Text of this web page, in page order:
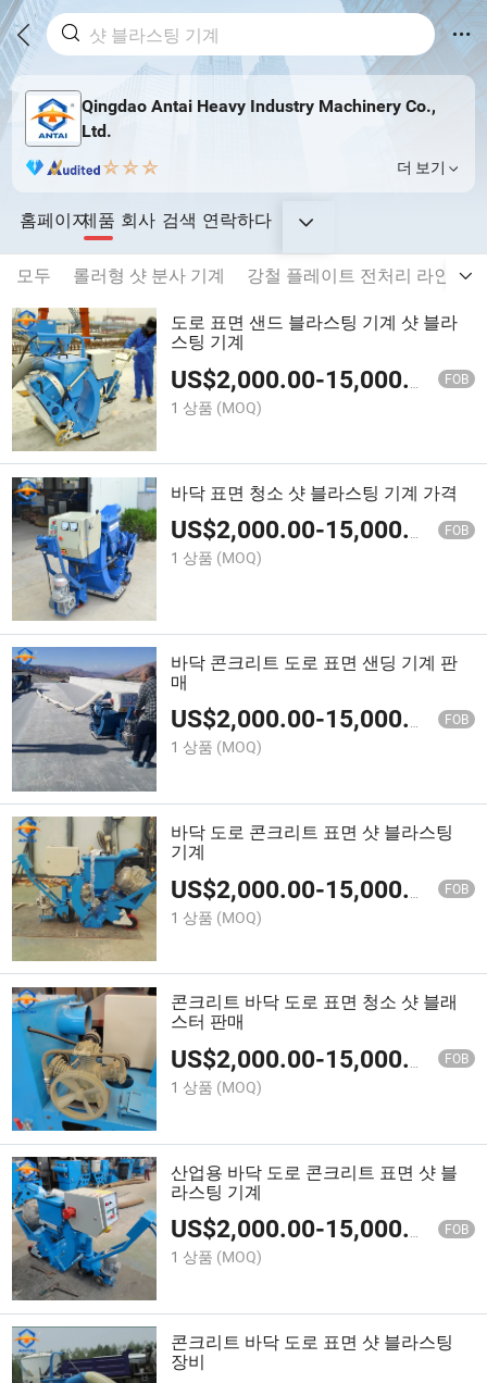
Qingdao Antai Heavy Industry Machinery Co.,
Ltd.
더 보기
홈페이지제품 회사 검색 연락하다
모두 롤러형 샷 분사 기계 강철 플레이트 전처리 라인
도로 표면 샌드 블라스팅 기계 샷 블라
스팅 기계
US$2,000.00-15,000.00 FOB
1 상품 (MOQ)
바닥 표면 청소 샷 블라스팅 기계 가격
US$2,000.00-15,000.00 FOB
1 상품 (MOQ)
바닥 콘크리트 도로 표면 샌딩 기계 판
매
US$2,000.00-15,000.00 FOB
1 상품 (MOQ)
바닥 도로 콘크리트 표면 샷 블라스팅
기계
US$2,000.00-15,000.00 FOB
1 상품 (MOQ)
콘크리트 바닥 도로 표면 청소 샷 블래
스터 판매
US$2,000.00-15,000.00 FOB
1 상품 (MOQ)
산업용 바닥 도로 콘크리트 표면 샷 블
라스팅 기계
US$2,000.00-15,000.00 FOB
1 상품 (MOQ)
콘크리트 바닥 도로 표면 샷 블라스팅
장비